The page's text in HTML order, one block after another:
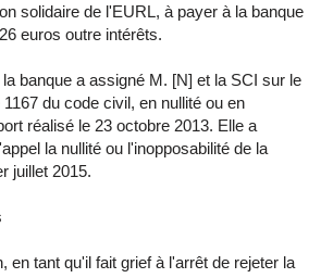
solidaire de l'EURL, à payer à la banque
euros outre intérêts.
banque a assigné M. [N] et la SCI sur le
du code civil, en nullité ou en
réalisé le 23 octobre 2013. Elle a
la nullité ou l'inopposabilité de la
juillet 2015.
en tant qu'il fait grief à l'arrêt de rejeter la